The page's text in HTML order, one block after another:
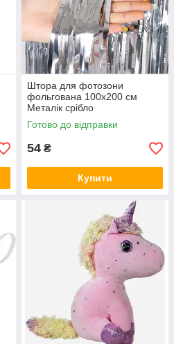
Штора для фотозони
фольгована 100х200 см
Металік срібло
Готово до відправки
54 ₴
Купити